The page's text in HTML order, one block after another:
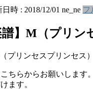
日時 : 2018/12/01 ne_ne フ
譜】M（プリ
プリンセスプリンセス
ちらからお願いします。
ます。